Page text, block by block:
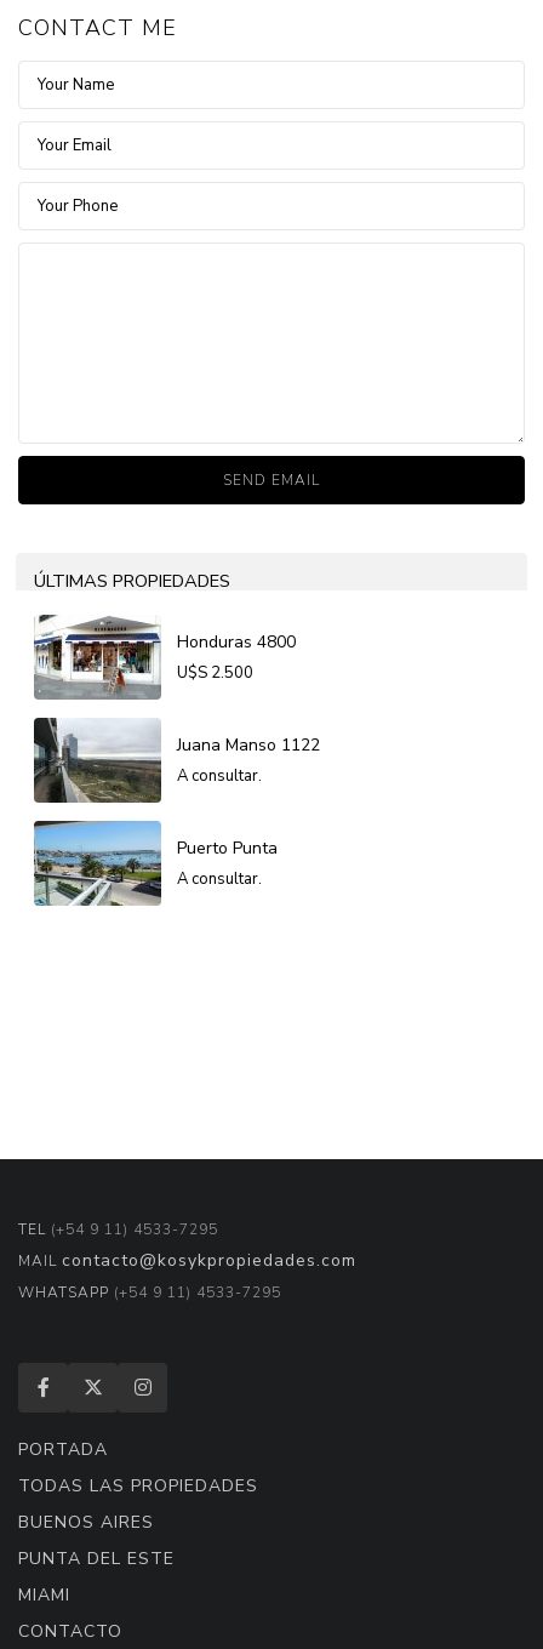
CONTACT ME
ÚLTIMAS PROPIEDADES
Honduras 4800
U$S 2.500
Juana Manso 1122
A consultar.
Puerto Punta
A consultar.
TEL (+54 9 11) 4533-7295
MAIL contacto@kosykpropiedades.com
WHATSAPP (+54 9 11) 4533-7295
PORTADA
TODAS LAS PROPIEDADES
BUENOS AIRES
PUNTA DEL ESTE
MIAMI
CONTACTO